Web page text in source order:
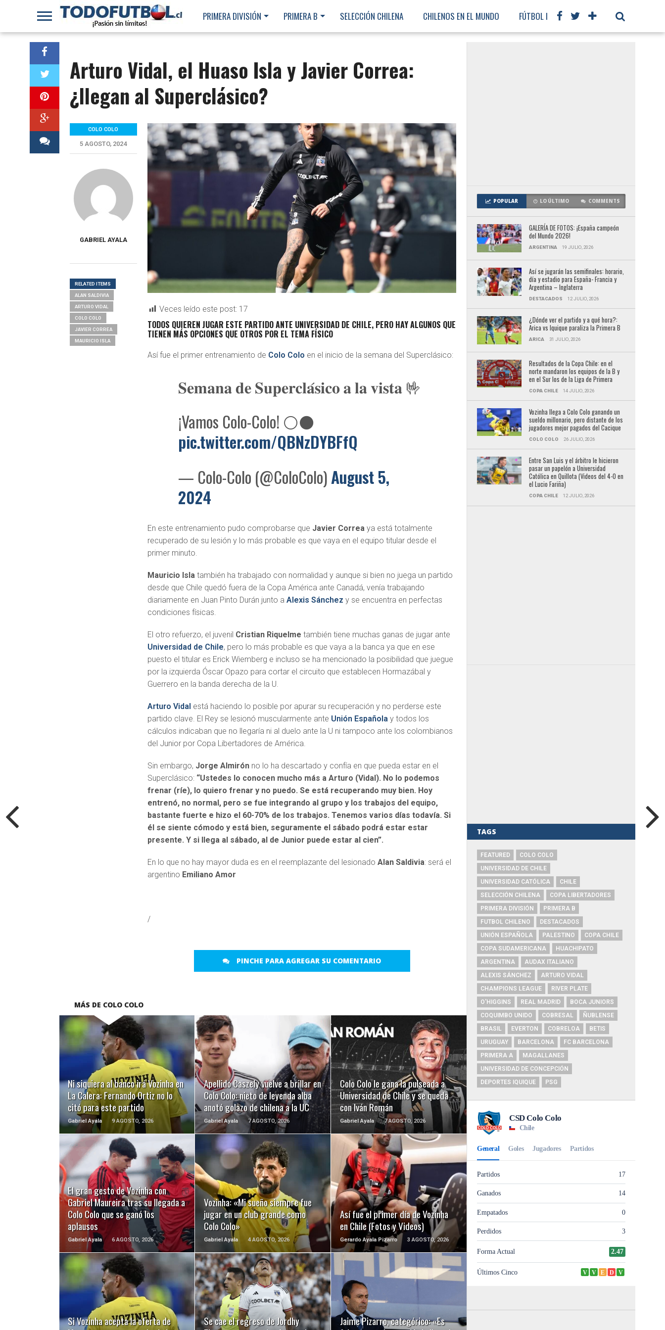
PRIMERA DIVISIÓN PRIMERA B SELECCIÓN CHILENA CHILENOS EN EL MUNDO FÚTBOL INTERNACIONAL
Arturo Vidal, el Huaso Isla y Javier Correa:
¿llegan al Superclásico?
Veces leído este post: 17
TODOS QUIEREN JUGAR ESTE PARTIDO ANTE UNIVERSIDAD DE CHILE, PERO HAY ALGUNOS QUE
TIENEN MÁS OPCIONES QUE OTROS POR EL TEMA FÍSICO
Así fue el primer entrenamiento de Colo Colo en el inicio de la semana del Superclásico:
𝐒𝐞𝐦𝐚𝐧𝐚 𝐝𝐞 𝐒𝐮𝐩𝐞𝐫𝐜𝐥𝐚́𝐬𝐢𝐜𝐨 𝐚 𝐥𝐚 𝐯𝐢𝐬𝐭𝐚 🤟
¡Vamos Colo-Colo! ⚪⚫
pic.twitter.com/QBNzDYBFfQ
— Colo-Colo (@ColoColo)August 5,
2024
En este entrenamiento pudo comprobarse que Javier Correa ya está totalmente
recuperado de su lesión y lo más probable es que vaya en el equipo titular desde el
primer minuto.
Mauricio Isla también ha trabajado con normalidad y aunque si bien no juega un partido
desde que Chile quedó fuera de la Copa América ante Canadá, venía trabajando
diariamente en Juan Pinto Durán junto aAlexis Sánchez y se encuentra en perfectas
condiciones físicas.
El otro refuerzo, el juvenil Cristian Riquelme también tiene muchas ganas de jugar ante
Universidad de Chile, pero lo más probable es que vaya a la banca ya que en ese
puesto el titular es Erick Wiemberg e incluso se ha mencionado la posibilidad que juegue
por la izquierda Óscar Opazo para cortar el circuito que establecen Hormazábal y
Guerrero en la banda derecha de la U.
Arturo Vidal está haciendo lo posible por apurar su recuperación y no perderse este
partido clave. El Rey se lesionó muscularmente ante Unión Española y todos los
cálculos indicaban que no llegaría ni al duelo ante la U ni tampoco ante los colombianos
del Junior por Copa Libertadores de América.
Sin embargo, Jorge Almirón no lo ha descartado y confía en que pueda estar en el
Superclásico: “Ustedes lo conocen mucho más a Arturo (Vidal). No lo podemos
frenar (ríe), lo quiero frenar y no puedo. Se está recuperando muy bien. Hoy
entrenó, no normal, pero se fue integrando al grupo y los trabajos del equipo,
bastante fuerte e hizo el 60-70% de los trabajos. Tenemos varios días todavía. Si
él se siente cómodo y está bien, seguramente el sábado podrá estar estar
presente. Y si llega al sábado, al de Junior puede estar al cien”.
En lo que no hay mayor duda es en el reemplazante del lesionadoAlan Saldivia: será el
argentino Emiliano Amor
/
PINCHE PARA AGREGAR SU COMENTARIO
COLO COLO
5 AGOSTO, 2024
GABRIEL AYALA
RELATED ITEMS
ALAN SALDIVIA
ARTURO VIDAL
COLO COLO
JAVIER CORREA
MAURICIO ISLA
MÁS DE COLO COLO
Ni siquiera al banco irá Vozinha en
La Calera: Fernando Ortiz no lo
citó para este partido
Gabriel Ayala 9 AGOSTO, 2026
LEER MÁS
Apellido Caszely vuelve a brillar en
Colo Colo: nieto de leyenda alba
anotó golazo de chilena a la UC
Gabriel Ayala 7 AGOSTO, 2026
LEER MÁS
Colo Colo le gana la pulseada a
Universidad de Chile y se queda
con Iván Román
Gabriel Ayala 7 AGOSTO, 2026
LEER MÁS
El gran gesto de Vozinha con
Gabriel Maureira tras su llegada a
Colo Colo que se ganó los
aplausos
Gabriel Ayala 6 AGOSTO, 2026
LEER MÁS
Vozinha: «Mi sueño siempre fue
jugar en un club grande como
Colo Colo»
Gabriel Ayala 4 AGOSTO, 2026
LEER MÁS
Así fue el primer día de Vozinha
en Chile (Fotos y Videos)
Gerardo Ayala Pizarro 3 AGOSTO, 2026
LEER MÁS
Si Vozinha acepta la oferta de
LEER MÁS
Se cae el regreso de Jordhy
LEER MÁS
Jaime Pizarro, categórico: «Es
LEER MÁS
POPULAR LO ÚLTIMO COMMENTS
GALERÍA DE FOTOS: ¡España campeón
del Mundo 2026!
ARGENTINA 19 JULIO, 2026
Así se jugarán las semifinales: horario,
día y estadio para España- Francia y
Argentina – Inglaterra
DESTACADOS 12 JULIO, 2026
¿Dónde ver el partido y a qué hora?:
Arica vs Iquique paraliza la Primera B
ARICA 31 JULIO, 2026
Resultados de la Copa Chile: en el
norte mandaron los equipos de la B y
en el Sur los de la Liga de Primera
COPA CHILE 14 JULIO, 2026
Vozinha llega a Colo Colo ganando un
sueldo millonario, pero distante de los
jugadores mejor pagados del Cacique
COLO COLO 26 JULIO, 2026
Entre San Luis y el árbitro le hicieron
pasar un papelón a Universidad
Católica en Quillota (Videos del 4-0 en
el Lucio Fariña)
COPA CHILE 12 JULIO, 2026
TAGS
FEATURED
COLO COLO
UNIVERSIDAD DE CHILE
UNIVERSIDAD CATÓLICA
CHILE
SELECCIÓN CHILENA
COPA LIBERTADORES
PRIMERA DIVISIÓN
PRIMERA B
FUTBOL CHILENO
DESTACADOS
UNIÓN ESPAÑOLA
PALESTINO
COPA CHILE
COPA SUDAMERICANA
HUACHIPATO
ARGENTINA
AUDAX ITALIANO
ALEXIS SÁNCHEZ
ARTURO VIDAL
CHAMPIONS LEAGUE
RIVER PLATE
O'HIGGINS
REAL MADRID
BOCA JUNIORS
COQUIMBO UNIDO
COBRESAL
ÑUBLENSE
BRASIL
EVERTON COBRELOA
BETIS
URUGUAY
BARCELONA
FC BARCELONA
PRIMERA A
MAGALLANES
UNIVERSIDAD DE CONCEPCIÓN
DEPORTES IQUIQUE
PSG